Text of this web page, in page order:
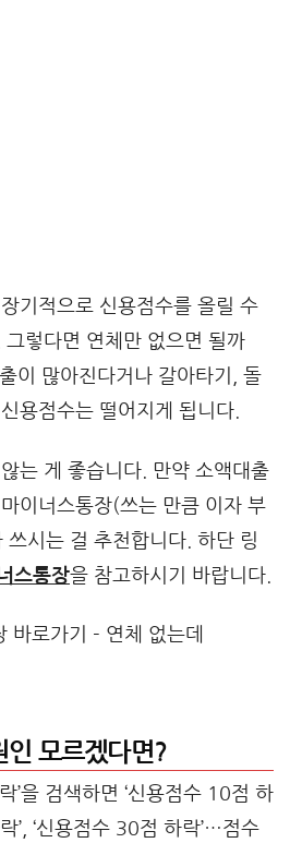
기적으로 신용점수를 올릴 수
렇다면 연체만 없으면 될까
이 많아진다거나 갈아타기, 돌
용점수는 떨어지게 됩니다.
는 게 좋습니다. 만약 소액대출
이너스통장(쓰는 만큼 이자 부
쓰시는 걸 추천합니다. 하단 링
스통장을 참고하시기 바랍니다.
인 모르겠다면?
’을 검색하면 ‘신용점수 10점 하
’, ‘신용점수 30점 하락’…점수